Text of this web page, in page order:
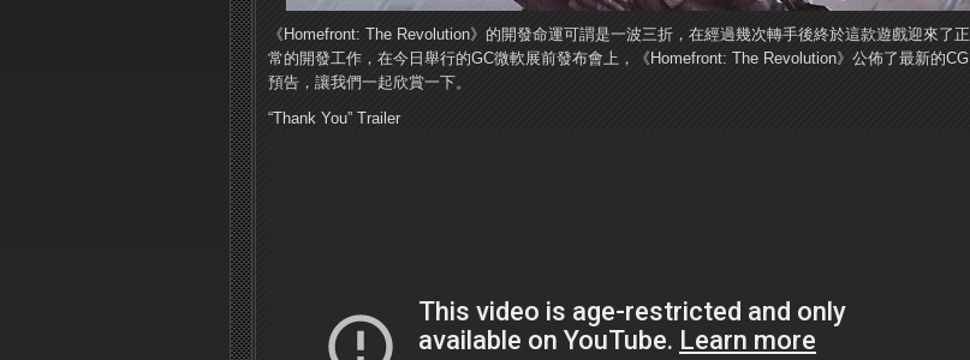
《Homefront: The Revolution》的開發命運可謂是一波三折，在經過幾次轉手後終於這款遊戲迎來了正
常的開發工作，在今日舉行的GC微軟展前發布會上，《Homefront: The Revolution》公佈了最新的CG
預告，讓我們一起欣賞一下。
“Thank You” Trailer